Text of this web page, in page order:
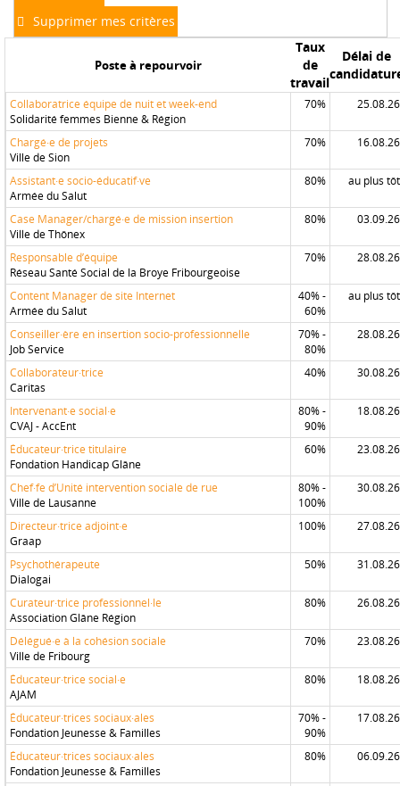
Supprimer mes critères
Poste à repourvoir
Taux
de
travail
Délai de
Collaboratrice équipe de nuit et week-end
Solidarité femmes Bienne & Région
70% 25.08.26
Chargé·e de projets
Ville de Sion
70% 16.08.26
Assistant·e socio-éducatif·ve
Armée du Salut
80% au plus tôt
Case Manager/chargé·e de mission insertion
Ville de Thônex
80% 03.09.26
Responsable d’équipe
Réseau Santé Social de la Broye Fribourgeoise
70% 28.08.26
Content Manager de site Internet
Armée du Salut
40% -
60%
au plus tôt
Conseiller·ère en insertion socio-professionnelle
Job Service
70% -
80%
28.08.26
Collaborateur·trice
Caritas
40% 30.08.26
Intervenant·e social·e
CVAJ - AccEnt
80% -
90%
18.08.26
Éducateur·trice titulaire
Fondation Handicap Glâne
60% 23.08.26
Chef·fe d’Unité intervention sociale de rue
Ville de Lausanne
80% -
100%
30.08.26
Directeur·trice adjoint·e
Graap
100% 27.08.26
Psychothérapeute
Dialogai
50% 31.08.26
Curateur·trice professionnel·le
Association Glâne Région
80% 26.08.26
Délégué·e à la cohésion sociale
Ville de Fribourg
70% 23.08.26
Éducateur·trice social·e
AJAM
80% 18.08.26
Éducateur·trices sociaux·ales
Fondation Jeunesse & Familles
70% -
90%
17.08.26
Éducateur·trices sociaux·ales
Fondation Jeunesse & Familles
80% 06.09.26